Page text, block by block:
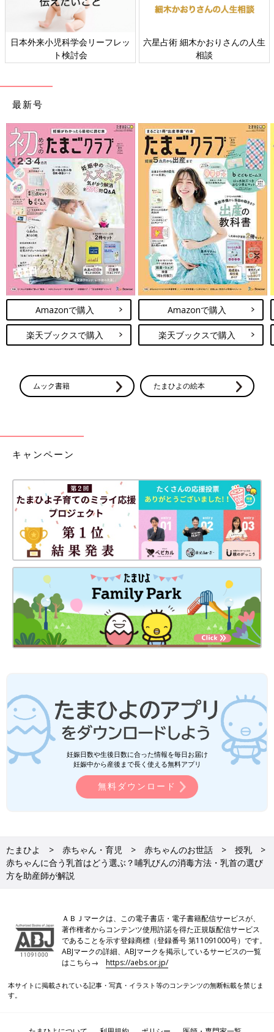
日本外来小児科学会リーフレッ
ト検討会
六星占術 細木かおりさんの人生
相談
最新号
Amazonで購入
楽天ブックスで購入
Amazonで購入
楽天ブックスで購入
ムック書籍 たまひよの絵本
キャンペーン
妊娠日数や生後日数に合った情報を毎日お届け
妊娠中から産後まで長く使える無料アプリ
無料ダウンロード
たまひよ 赤ちゃん・育児 赤ちゃんのお世話
授乳
赤ちゃんに合う乳首はどう選ぶ？哺乳びんの消毒方法・乳首の選び
方を助産師が解説
ＡＢＪマークは、この電子書店・電子書籍配信サービスが、
著作権者からコンテンツ使用許諾を得た正規版配信サービス
であることを示す登録商標（登録番号 第11091000号）です。
ABJマークの詳細、ABJマークを掲示しているサービスの一覧
はこちら→https://aebs.or.jp/
本サイトに掲載されている記事・写真・イラスト等のコンテンツの無断転載を禁じま
す。